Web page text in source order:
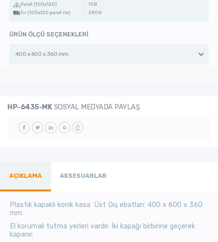
Palet (100x120)
: 108
Tır (100x120 palet ile)
: 2808
ÜRÜN ÖLÇÜ SEÇENEKLERİ
400 x 600 x 360 mm
HP-6435-MKSOSYAL MEDYADA PAYLAŞ
AÇIKLAMA AKSESUARLAR
Plastik kapaklı konik kasa Üst Dış ebatları: 400 x 600 x 360
mm
El korumalı tutma yerleri vardır. İki kapağı birbirine geçerek
kapanır.